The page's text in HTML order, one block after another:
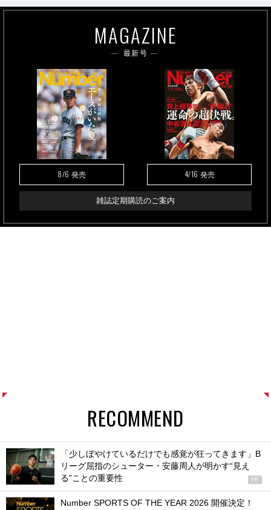
MAGAZINE
最新号
8/6 発売 4/16 発売
雑誌定期購読のご案内
RECOMMEND
「少しぼやけているだけでも感覚が狂ってきます」B
リーグ屈指のシューター・安藤周人が明かす“見え
る”ことの重要性
PR
Number SPORTS OF THE YEAR 2026 開催決定！